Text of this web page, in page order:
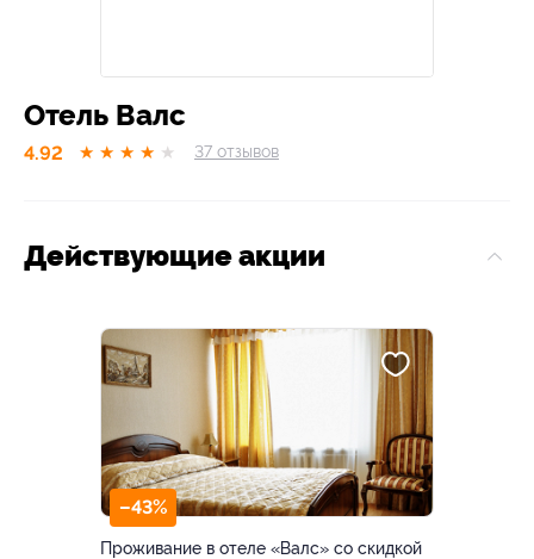
Отель Валс
4.92 ★ ★ ★ ★ ★ 37 отзывов
Действующие акции
–43%
Проживание в отеле «Валс» со скидкой